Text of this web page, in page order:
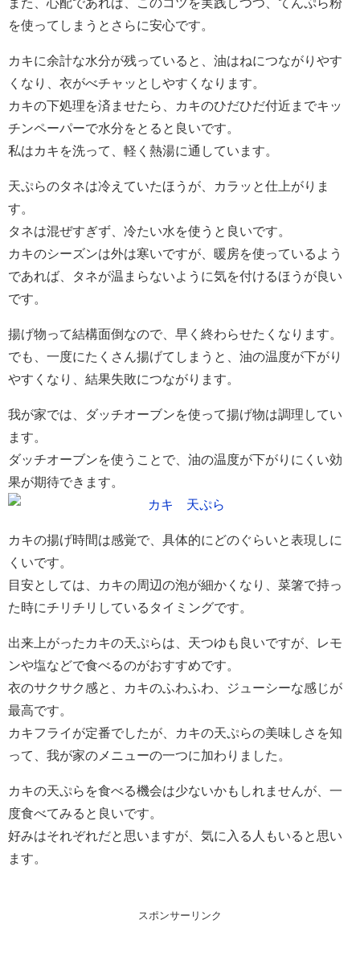
また、心配であれば、このコツを実践しつつ、てんぷら粉
を使ってしまうとさらに安心です。
カキに余計な水分が残っていると、油はねにつながりやす
くなり、衣がべチャッとしやすくなります。
カキの下処理を済ませたら、カキのひだひだ付近までキッ
チンペーパーで水分をとると良いです。
私はカキを洗って、軽く熱湯に通しています。
天ぷらのタネは冷えていたほうが、カラッと仕上がりま
す。
タネは混ぜすぎず、冷たい水を使うと良いです。
カキのシーズンは外は寒いですが、暖房を使っているよう
であれば、タネが温まらないように気を付けるほうが良い
です。
揚げ物って結構面倒なので、早く終わらせたくなります。
でも、一度にたくさん揚げてしまうと、油の温度が下がり
やすくなり、結果失敗につながります。
我が家では、ダッチオーブンを使って揚げ物は調理してい
ます。
ダッチオーブンを使うことで、油の温度が下がりにくい効
果が期待できます。
カキの揚げ時間は感覚で、具体的にどのぐらいと表現しに
くいです。
目安としては、カキの周辺の泡が細かくなり、菜箸で持っ
た時にチリチリしているタイミングです。
出来上がったカキの天ぷらは、天つゆも良いですが、レモ
ンや塩などで食べるのがおすすめです。
衣のサクサク感と、カキのふわふわ、ジューシーな感じが
最高です。
カキフライが定番でしたが、カキの天ぷらの美味しさを知
って、我が家のメニューの一つに加わりました。
カキの天ぷらを食べる機会は少ないかもしれませんが、一
度食べてみると良いです。
好みはそれぞれだと思いますが、気に入る人もいると思い
ます。
スポンサーリンク